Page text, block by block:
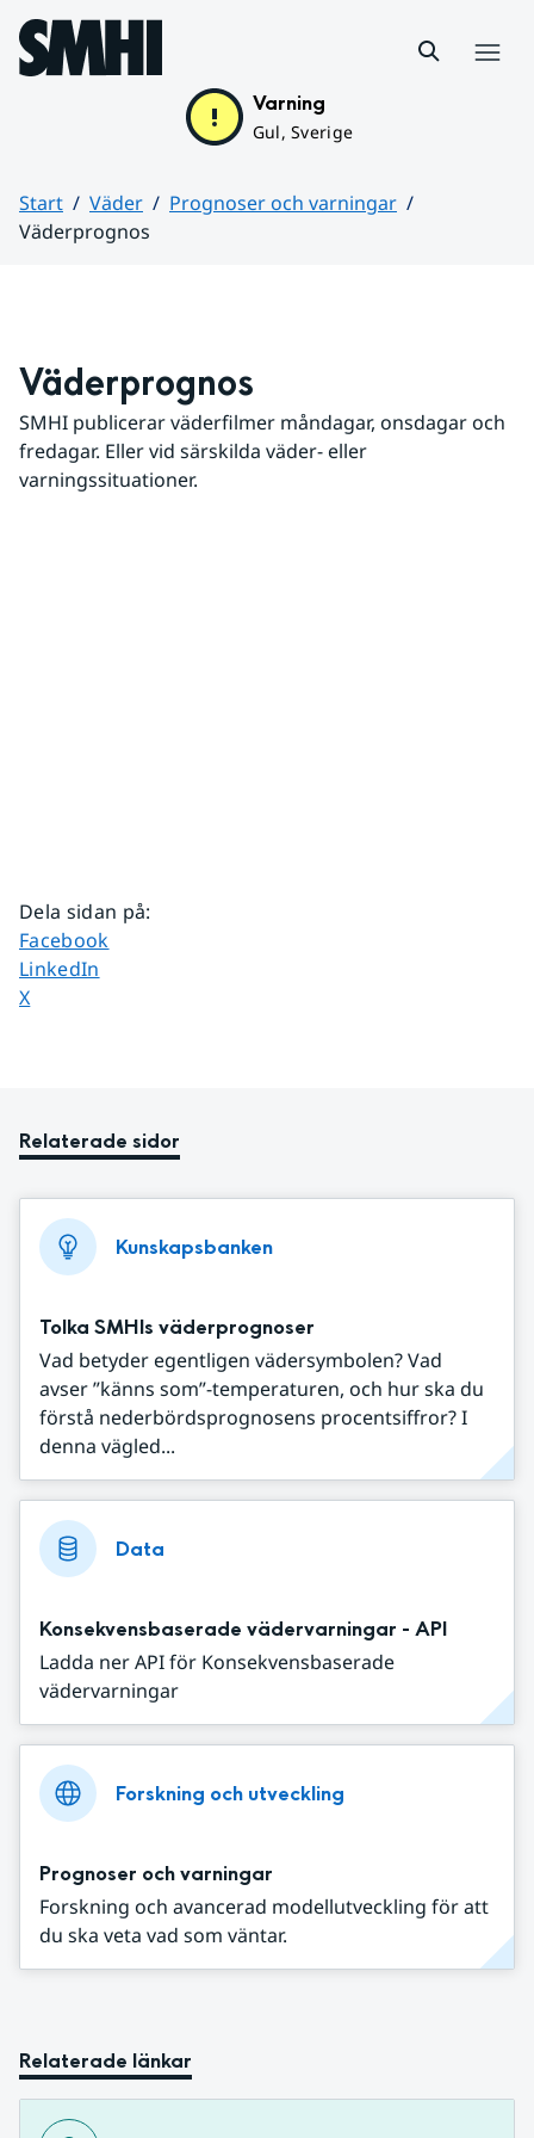
Hoppa till sidans innehåll
Varning
Gul, Sverige
Start Väder
Prognoser och varningar
Väderprognos
Väderprognos
SMHI publicerar väderfilmer måndagar, onsdagar och
fredagar. Eller vid särskilda väder- eller
varningssituationer.
Dela sidan på:
Dela sidan på
Facebook
Dela sidan på
LinkedIn
Dela sidan på
X
Relaterade sidor
Kunskapsbanken
Tolka SMHIs väderprognoser
Vad betyder egentligen vädersymbolen? Vad
avser ”känns som”-temperaturen, och hur ska du
förstå nederbördsprognosens procentsiffror? I
denna vägled...
Data
Konsekvensbaserade vädervarningar - API
Ladda ner API för Konsekvensbaserade
vädervarningar
Forskning och utveckling
Prognoser och varningar
Forskning och avancerad modellutveckling för att
du ska veta vad som väntar.
Relaterade länkar